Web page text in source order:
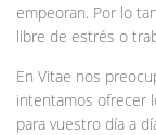
empeoran. Por lo
libre de estrés o
En Vitae nos
intentamos ofrecer
para vuestro día a